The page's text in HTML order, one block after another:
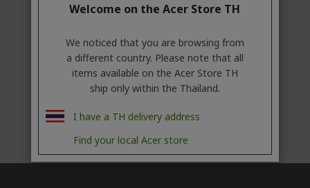
Welcome on the Acer Store TH
We noticed that you are browsing from
a different country. Please note that all
items available on the Acer Store TH
ship only within the Thailand.
I have a TH delivery address
Find your local Acer store